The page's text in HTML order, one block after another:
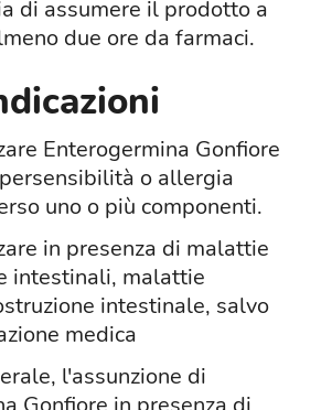
di assumere il prodotto a
due ore da farmaci.
Enterogermina Gonfiore
o allergia
uno o più componenti.
in presenza di malattie
intestinali, malattie
intestinale, salvo
medica
l'assunzione di